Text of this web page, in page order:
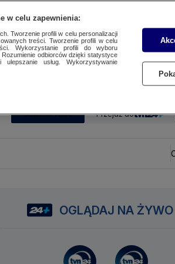
SUBSKRYBUJ Przejdź do
OGLĄDAJ NA ŻYWO
w celu zapewnienia:
Tworzenie profili w celu personalizacji
treści. Tworzenie profili w celu
Wykorzystanie profili do wyboru
odbiorców dzięki statystyce
usług. Wykorzystywanie